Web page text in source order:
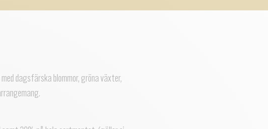
dagsfärska blommor, gröna växter,